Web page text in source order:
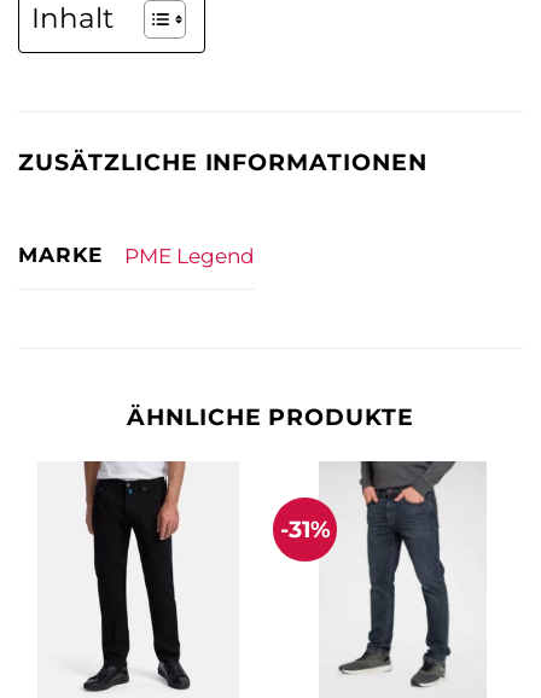
Inhalt
ZUSÄTZLICHE INFORMATIONEN
MARKE PME Legend
ÄHNLICHE PRODUKTE
-31%